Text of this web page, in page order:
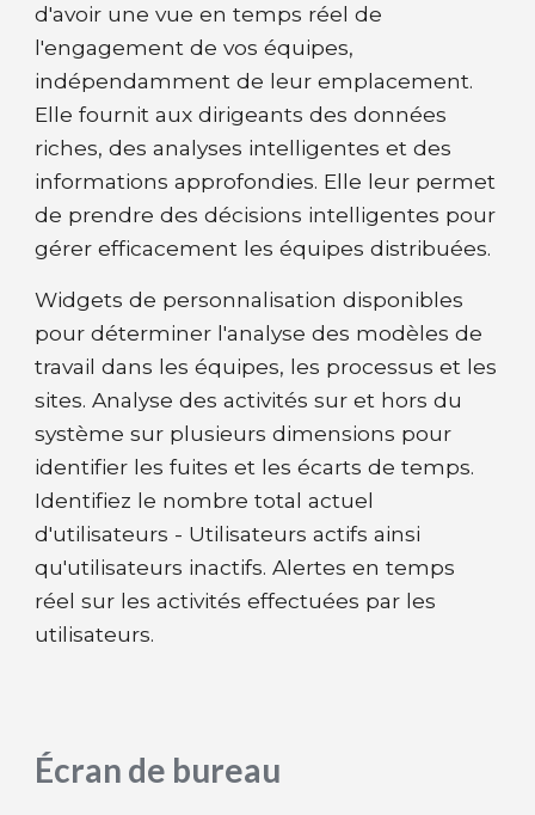
d'avoir une vue en temps réel de
l'engagement de vos équipes,
indépendamment de leur emplacement.
Elle fournit aux dirigeants des données
riches, des analyses intelligentes et des
informations approfondies. Elle leur permet
de prendre des décisions intelligentes pour
gérer efficacement les équipes distribuées.
Widgets de personnalisation disponibles
pour déterminer l'analyse des modèles de
travail dans les équipes, les processus et les
sites. Analyse des activités sur et hors du
système sur plusieurs dimensions pour
identifier les fuites et les écarts de temps.
Identifiez le nombre total actuel
d'utilisateurs - Utilisateurs actifs ainsi
qu'utilisateurs inactifs. Alertes en temps
réel sur les activités effectuées par les
utilisateurs.
Écran de bureau